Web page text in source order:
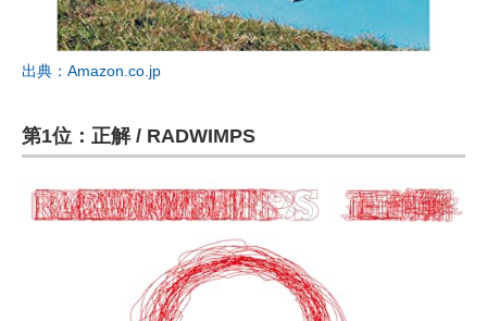
出典：Amazon.co.jp
第1位：正解 / RADWIMPS